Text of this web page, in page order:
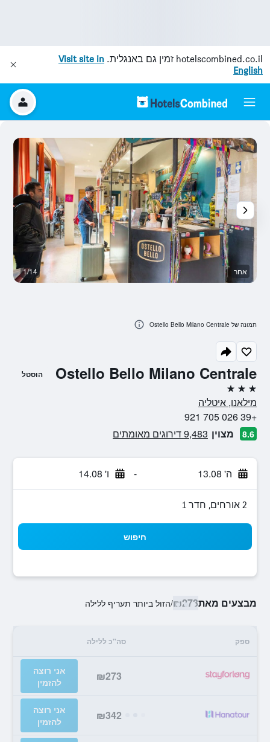
hotelscombined.co.il זמין גם באנגלית. Visit site in
English
Ostello Bello Milano Centrale הוסטל
3 כוכבים
מילאנו, איטליה
+39 026 705 921
8.6 מצוין 9,483 דירוגים מאומתים
ה' 13.08 - ו' 14.08
2 אורחים, חדר 1
חיפוש
מבצעים מאת₪273
/הזול ביותר תעריף ללילה
ספק סה"כ ללילה
₪273
אני רוצה
להזמין
₪342
אני רוצה
להזמין
אחר 1/14
תמונה של Ostello Bello Milano Centrale